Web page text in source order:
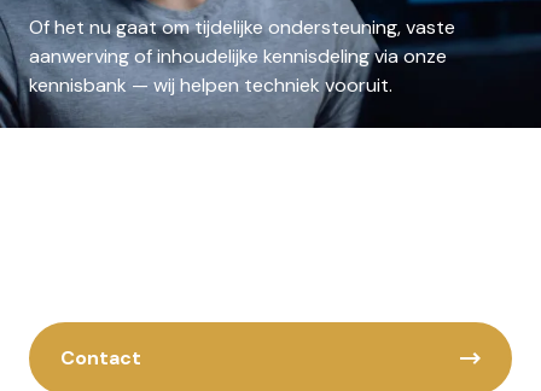
Of het nu gaat om tijdelijke ondersteuning, vaste
aanwerving of inhoudelijke kennisdeling via onze
kennisbank — wij helpen techniek vooruit.
Contact